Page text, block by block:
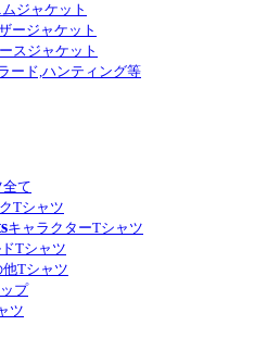
ジャケット
ージャケット
スジャケット
ード,ハンティング等
て
Tシャツ
キャラクターTシャツ
Tシャツ
他Tシャツ
プ
ツ